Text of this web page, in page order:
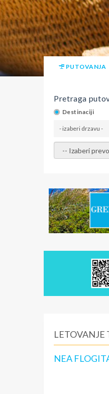
PUTOVANJA
Pretraga
Destinaciji
- izaberi drzavu -
- izaberi prevoz -
LETOVANJE
NEA